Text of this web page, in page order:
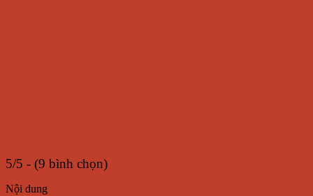
5/5 - (9 bình chọn)
Nội dung